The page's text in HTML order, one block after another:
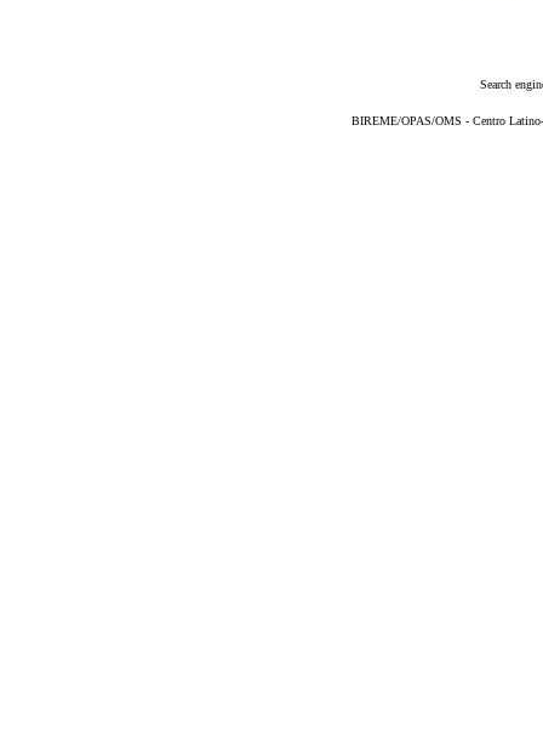
Search
BIREME/OPAS/OMS - Centro Latino-